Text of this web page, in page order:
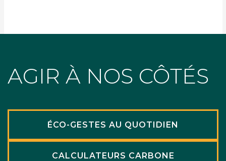
AGIR À NOS CÔTÉS
ÉCO-GESTES AU QUOTIDIEN
CALCULATEURS CARBONE